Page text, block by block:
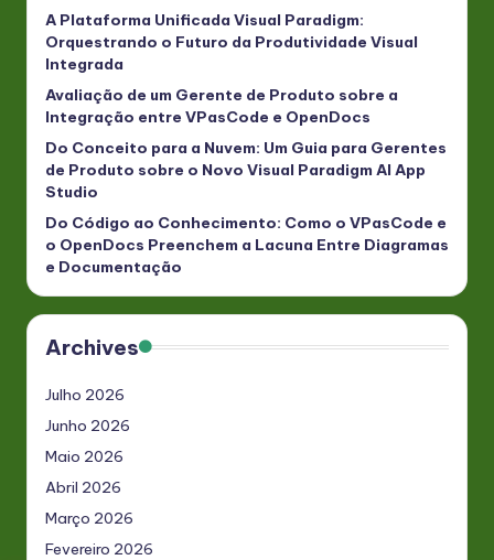
A Plataforma Unificada Visual Paradigm:
Orquestrando o Futuro da Produtividade Visual
Integrada
Avaliação de um Gerente de Produto sobre a
Integração entre VPasCode e OpenDocs
Do Conceito para a Nuvem: Um Guia para Gerentes
de Produto sobre o Novo Visual Paradigm AI App
Studio
Do Código ao Conhecimento: Como o VPasCode e
o OpenDocs Preenchem a Lacuna Entre Diagramas
e Documentação
Archives
Julho 2026
Junho 2026
Maio 2026
Abril 2026
Março 2026
Fevereiro 2026